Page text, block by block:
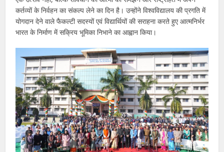
कर्तव्यों के निर्वहन का संकल्प लेने का दिन है। उन्होंने विश्वविद्यालय की प्रगति में
योगदान देने वाले फैकल्टी सदस्यों एवं विद्यार्थियों की सराहना करते हुए आत्मनिर्भर
भारत के निर्माण में सक्रिय भूमिका निभाने का आह्वान किया।